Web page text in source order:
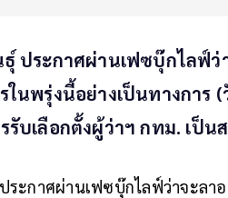
ประกาศผ่านเฟซบุ๊กไลฟ์ว่
ในพรุ่งนี้อย่างเป็นทางการ
รับเลือกตั้งผู้ว่าฯ กทม. เป็น
ะกาศผ่านเฟซบุ๊กไลฟ์ว่าจะลา